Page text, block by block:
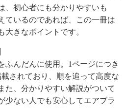
、初心者にも分かりやすいも
いるのであれば、この一冊は
大きなポイントです。
ふんだんに使用。1ページにつき
されており、順を追って高度な
た、分かりやすい解説がついて
少ない人でも安心してエアブラ